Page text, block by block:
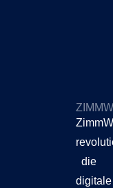
die
digitale